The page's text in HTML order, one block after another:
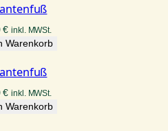
€ inkl. MWSt.
Warenkorb
€ inkl. MWSt.
Warenkorb